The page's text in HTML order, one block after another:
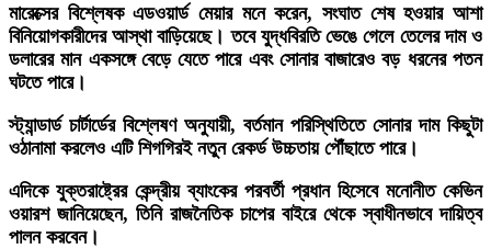
মারেক্সের বিশ্লেষক এডওয়ার্ড মেয়ার মনে করেন, সংঘাত শেষ হওয়ার আশা
বিনিয়োগকারীদের আস্থা বাড়িয়েছে। তবে যুদ্ধবিরতি ভেঙে গেলে তেলের দাম ও
ডলারের মান একসঙ্গে বেড়ে যেতে পারে এবং সোনার বাজারেও বড় ধরনের পতন
ঘটতে পারে।
স্ট্যান্ডার্ড চার্টার্ডের বিশ্লেষণ অনুযায়ী, বর্তমান পরিস্থিতিতে সোনার দাম কিছুটা
ওঠানামা করলেও এটি শিগগিরই নতুন রেকর্ড উচ্চতায় পৌঁছাতে পারে।
এদিকে যুক্তরাষ্ট্রের কেন্দ্রীয় ব্যাংকের পরবর্তী প্রধান হিসেবে মনোনীত কেভিন
ওয়ারশ জানিয়েছেন, তিনি রাজনৈতিক চাপের বাইরে থেকে স্বাধীনভাবে দায়িত্ব
পালন করবেন।